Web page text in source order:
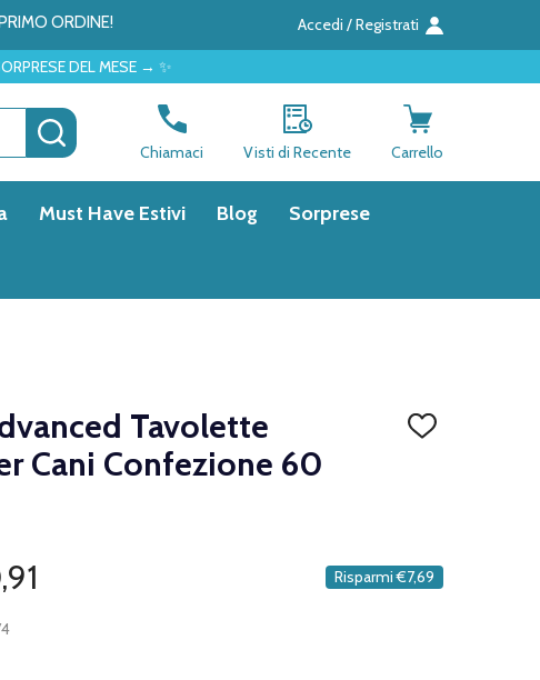
ORDINE! Accedi / Registrati
→ ✨
CERCA
Chiamaci Visti di Recente Carrello
Must Have Estivi Blog Sorprese
Tavolette
Cani Confezione 60
AGGIUNGI
Risparmi €7,69